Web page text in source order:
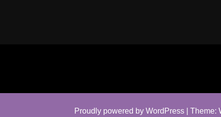
Proudly powered by WordPress| Theme: